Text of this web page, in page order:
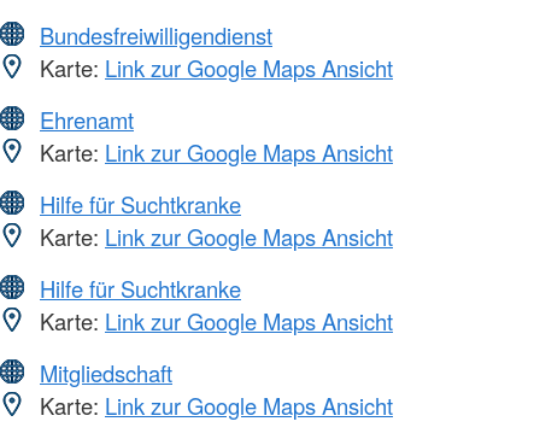
Bundesfreiwilligendienst
Karte: Link zur Google Maps Ansicht
Ehrenamt
Karte: Link zur Google Maps Ansicht
Hilfe für Suchtkranke
Karte: Link zur Google Maps Ansicht
Hilfe für Suchtkranke
Karte: Link zur Google Maps Ansicht
Mitgliedschaft
Karte: Link zur Google Maps Ansicht